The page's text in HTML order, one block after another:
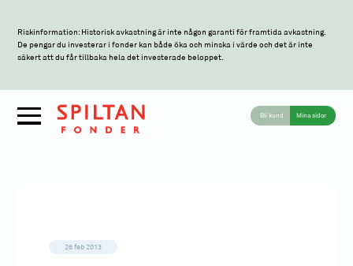
Riskinformation: Historisk avkastning är inte någon garanti för framtida avkastning.
De pengar du investerar i fonder kan både öka och minska i värde och det är inte
säkert att du får tillbaka hela det investerade beloppet.
Bli kund Mina sidor
26 feb 2013